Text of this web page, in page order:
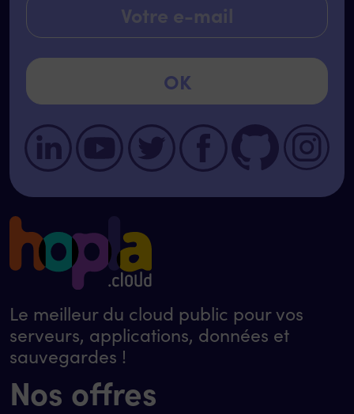
Le meilleur du cloud public pour vos
serveurs, applications, données et
sauvegardes !
Nos offres